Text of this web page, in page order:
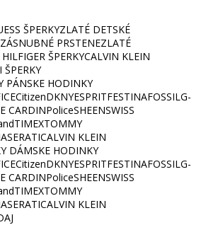
ŠPERKYZLATÉ DETSKÉ
PRSTENEZLATÉ
ŠPERKYCALVIN KLEIN
ŠPERKY
PÁNSKE HODINKY
CitizenDKNYESPRITFESTINAFOSSILG-
CARDINPoliceSHEENSWISS
TIMEXTOMMY
CALVIN KLEIN
DÁMSKE HODINKY
CitizenDKNYESPRITFESTINAFOSSILG-
CARDINPoliceSHEENSWISS
TIMEXTOMMY
CALVIN KLEIN